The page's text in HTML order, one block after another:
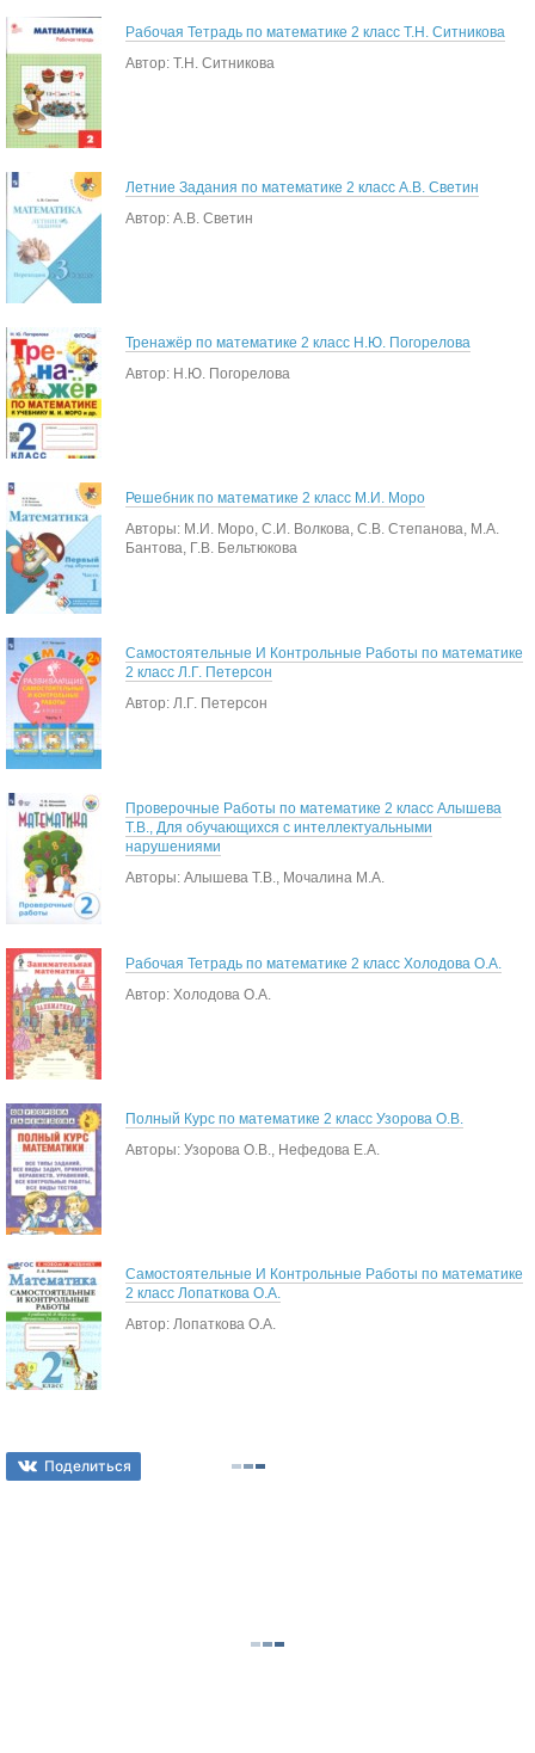
Рабочая Тетрадь по математике 2 класс Т.Н. Ситникова
Автор: Т.Н. Ситникова
Летние Задания по математике 2 класс А.В. Светин
Автор: А.В. Светин
Тренажёр по математике 2 класс Н.Ю. Погорелова
Автор: Н.Ю. Погорелова
Решебник по математике 2 класс М.И. Моро
Авторы: М.И. Моро, С.И. Волкова, С.В. Степанова, М.А.
Бантова, Г.В. Бельтюкова
Самостоятельные И Контрольные Работы по математике
2 класс Л.Г. Петерсон
Автор: Л.Г. Петерсон
Проверочные Работы по математике 2 класс Алышева
Т.В., Для обучающихся с интеллектуальными
нарушениями
Авторы: Алышева Т.В., Мочалина М.А.
Рабочая Тетрадь по математике 2 класс Холодова О.А.
Автор: Холодова О.А.
Полный Курс по математике 2 класс Узорова О.В.
Авторы: Узорова О.В., Нефедова Е.А.
Самостоятельные И Контрольные Работы по математике
2 класс Лопаткова О.А.
Автор: Лопаткова О.А.
Поделиться